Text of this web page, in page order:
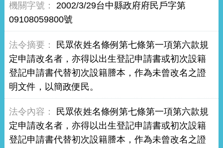
2002/3/29台中縣政府府民戶字第
09108059800號
民眾依姓名條例第七條第一項第六款規
定申請改名者，亦得以出生登記申請書或初次設籍
登記申請書代替初次設籍謄本，作為未曾改名之證
明文件，以簡政便民。
民眾依姓名條例第七條第一項第六款規
定申請改名者，亦得以出生登記申請書或初次設籍
登記申請書代替初次設籍謄本，作為未曾改名之證